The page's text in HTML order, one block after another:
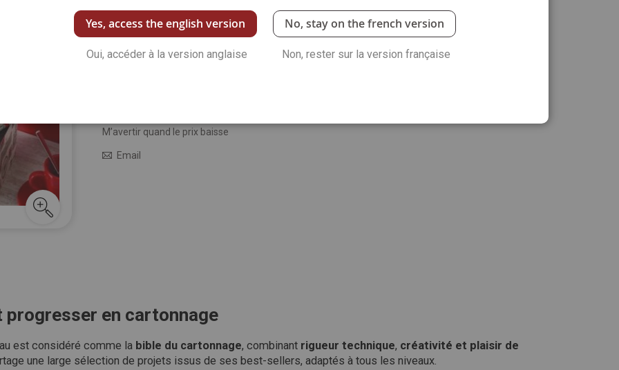
organisation parfaite. La devise de l'auteure "Boite utile et non futile" !
Voir plus de détails
Quantité :
M’avertir quand le prix baisse
Email
progresser en cartonnage
est considéré comme la bible du cartonnage, combinant rigueur technique, créativité et plaisir de
une large sélection de projets issus de ses best-sellers, adaptés à tous les niveaux.
Yes, access the english version
Oui, accéder à la version anglaise
No, stay on the french version
Non, rester sur la version française